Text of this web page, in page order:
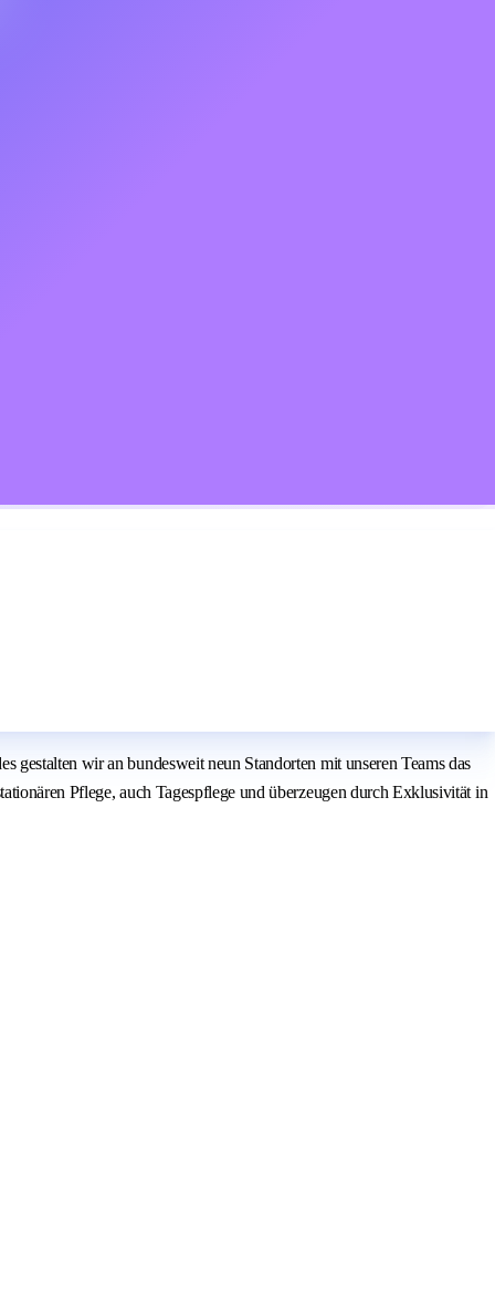
wir an bundesweit neun Standorten mit unseren Teams das
Pflege, auch Tagespflege und überzeugen durch Exklusivität in